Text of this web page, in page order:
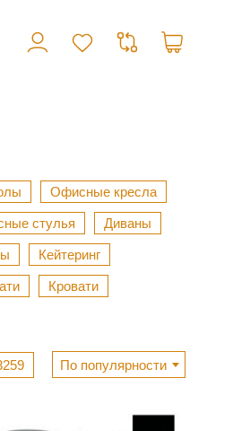
Офисные кресла
стулья Диваны
Кейтеринг
Кровати
По популярности